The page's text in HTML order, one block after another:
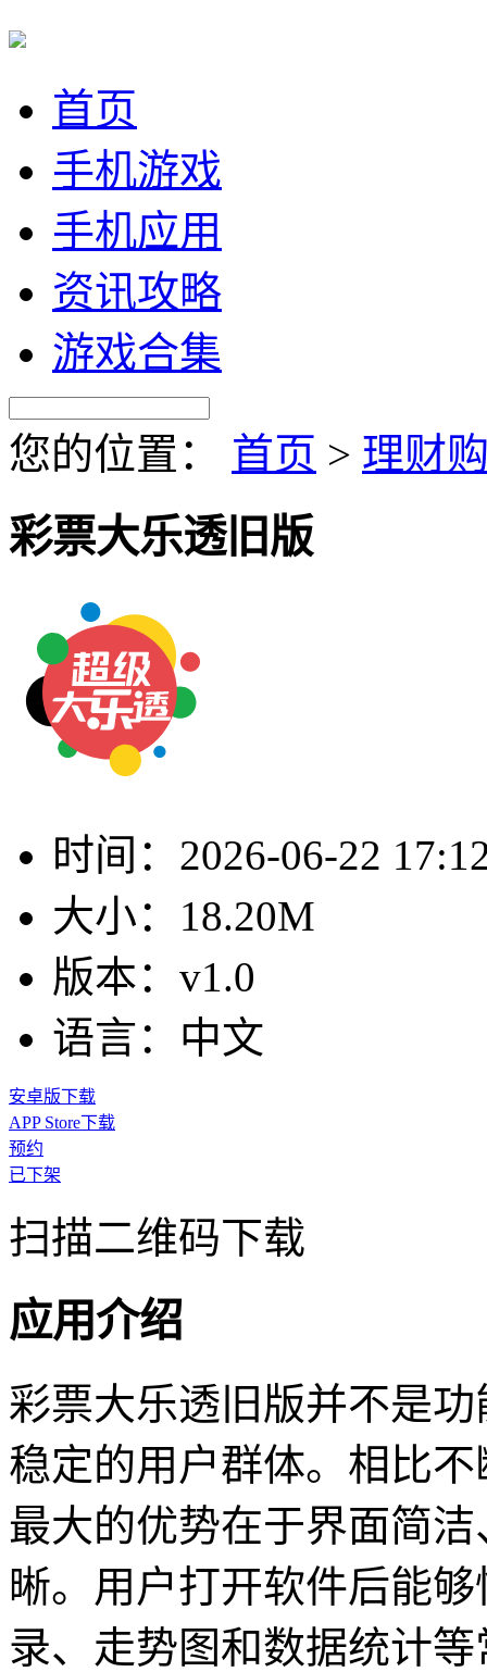
首页
手机游戏
手机应用
资讯攻略
游戏合集
您的位置： 首页 > 理财
彩票大乐透旧版
时间： 2026-06-22
大小： 18.20M
版本： v1.0
语言： 中文
安卓版下载
APP Store下载
预约
已下架
扫描二维码下载
应用介绍
彩票大乐透旧版并不是
稳定的用户群体。相比
最大的优势在于界面简
晰。用户打开软件后能
录、走势图和数据统计